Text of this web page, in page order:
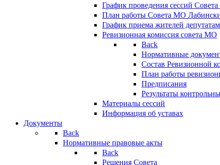
График проведения сессий
План работы Совета МО
График приема жителей
Ревизионная комиссия совета МО
Back
Нормативные
Состав Ревизионной
План работы
Предписания
Результаты
Материалы сессий
Информация об уставах
Документы
Back
Нормативные правовые акты
Back
Решения Совета